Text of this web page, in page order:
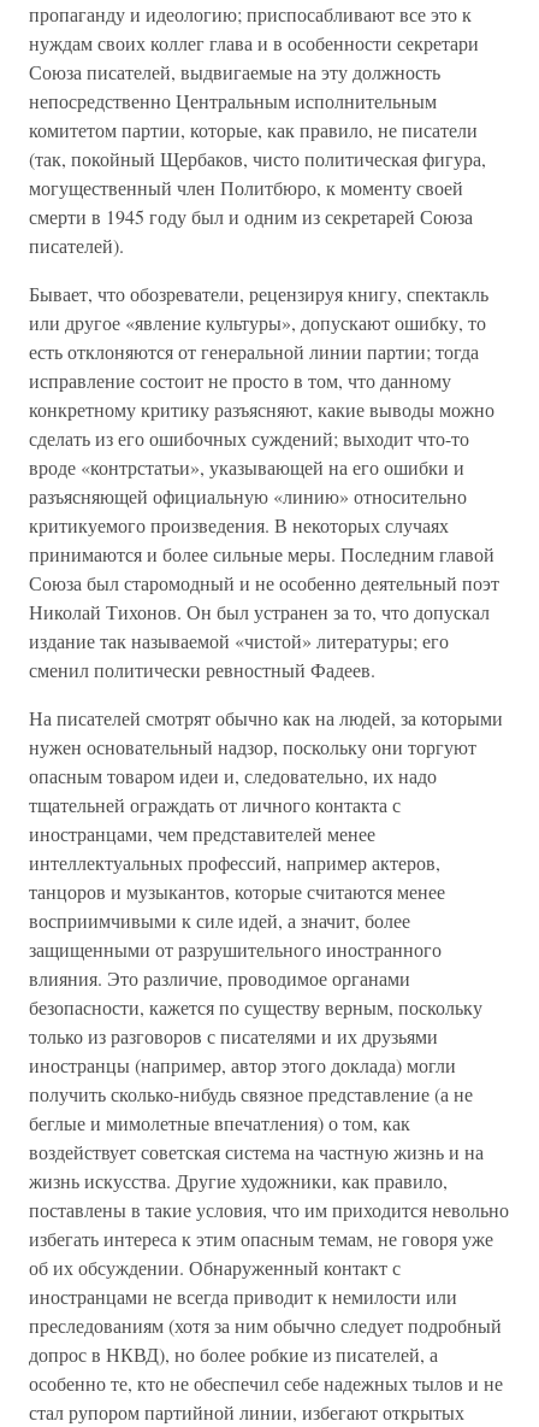
пропаганду и идеологию; приспосабливают все это к
нуждам своих коллег глава и в особенности секретари
Союза писателей, выдвигаемые на эту должность
непосредственно Центральным исполнительным
комитетом партии, которые, как правило, не писатели
(так, покойный Щербаков, чисто политическая фигура,
могущественный член Политбюро, к моменту своей
смерти в 1945 году был и одним из секретарей Союза
писателей).
Бывает, что обозреватели, рецензируя книгу, спектакль
или другое «явление культуры», допускают ошибку, то
есть отклоняются от генеральной линии партии; тогда
исправление состоит не просто в том, что данному
конкретному критику разъясняют, какие выводы можно
сделать из его ошибочных суждений; выходит что-то
вроде «контрстатьи», указывающей на его ошибки и
разъясняющей официальную «линию» относительно
критикуемого произведения. В некоторых случаях
принимаются и более сильные меры. Последним главой
Союза был старомодный и не особенно деятельный поэт
Николай Тихонов. Он был устранен за то, что допускал
издание так называемой «чистой» литературы; его
сменил политически ревностный Фадеев.
На писателей смотрят обычно как на людей, за которыми
нужен основательный надзор, поскольку они торгуют
опасным товаром идеи и, следовательно, их надо
тщательней ограждать от личного контакта с
иностранцами, чем представителей менее
интеллектуальных профессий, например актеров,
танцоров и музыкантов, которые считаются менее
восприимчивыми к силе идей, а значит, более
защищенными от разрушительного иностранного
влияния. Это различие, проводимое органами
безопасности, кажется по существу верным, поскольку
только из разговоров с писателями и их друзьями
иностранцы (например, автор этого доклада) могли
получить сколько-нибудь связное представление (а не
беглые и мимолетные впечатления) о том, как
воздействует советская система на частную жизнь и на
жизнь искусства. Другие художники, как правило,
поставлены в такие условия, что им приходится невольно
избегать интереса к этим опасным темам, не говоря уже
об их обсуждении. Обнаруженный контакт с
иностранцами не всегда приводит к немилости или
преследованиям (хотя за ним обычно следует подробный
допрос в НКВД), но более робкие из писателей, а
особенно те, кто не обеспечил себе надежных тылов и не
стал рупором партийной линии, избегают открытых